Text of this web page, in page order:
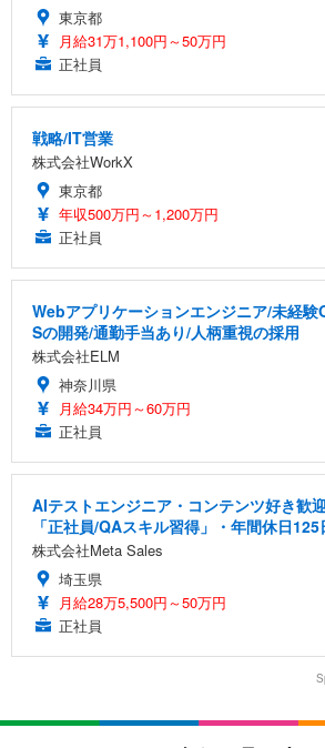
東京都
月給31万1,100円～50万円
正社員
戦略/IT営業
株式会社WorkX
東京都
年収500万円～1,200万円
正社員
Webアプリケーションエンジニア/未経
Sの開発/通勤手当あり/人柄重視の採用
株式会社ELM
神奈川県
月給34万円～60万円
正社員
AIテストエンジニア・コンテンツ好き歓
「正社員/QAスキル習得」・年間休日
株式会社Meta Sales
埼玉県
月給28万5,500円～50万円
正社員